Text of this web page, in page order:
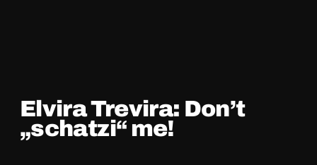
Elvira Trevira: Don’t
„schatzi“ me!